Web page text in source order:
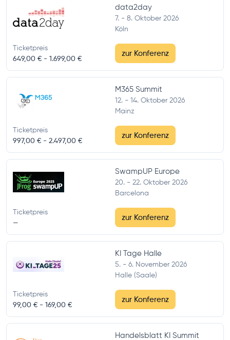
data2day
7. - 8. Oktober 2026
Köln
Ticketpreis
649,00 € - 1.699,00 €
zur Konferenz
M365 Summit
12. - 14. Oktober 2026
Mainz
Ticketpreis
997,00 € - 2.497,00 €
zur Konferenz
SwampUP Europe
20. - 22. Oktober 2026
Barcelona
Ticketpreis
—
zur Konferenz
KI Tage Halle
5. - 6. November 2026
Halle (Saale)
Ticketpreis
99,00 € - 169,00 €
zur Konferenz
Handelsblatt KI Summit